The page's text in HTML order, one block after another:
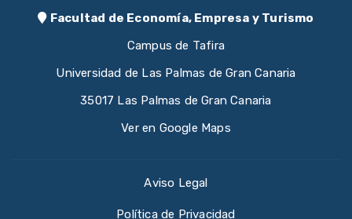
Facultad de Economía, Empresa y Turismo
Campus de Tafira
Universidad de Las Palmas de Gran Canaria
35017 Las Palmas de Gran Canaria
Ver en Google Maps
Aviso Legal
Política de Privacidad